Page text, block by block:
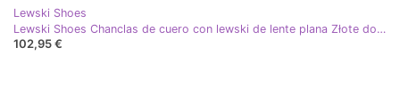
Lewski Shoes
Lewski Shoes Chanclas de cuero con lewski de lente plana Złote dorado
102,95 €